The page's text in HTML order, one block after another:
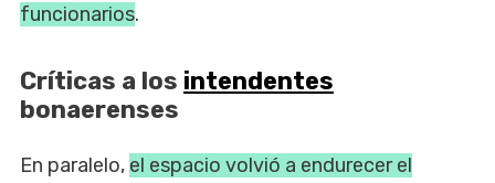
funcionarios.
Críticas a los intendentes
bonaerenses
En paralelo, el espacio volvió a endurecer el